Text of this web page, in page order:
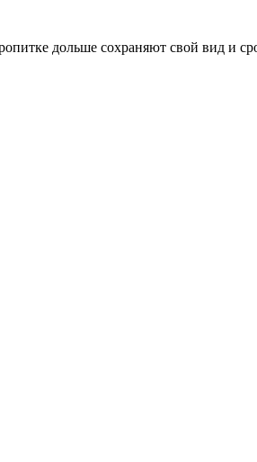
дольше сохраняют свой вид и